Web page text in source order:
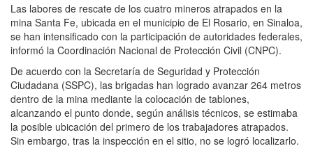
Las labores de rescate de los cuatro mineros atrapados en la
mina Santa Fe, ubicada en el municipio de El Rosario, en Sinaloa,
se han intensificado con la participación de autoridades federales,
informó la Coordinación Nacional de Protección Civil (CNPC).
De acuerdo con la Secretaría de Seguridad y Protección
Ciudadana (SSPC), las brigadas han logrado avanzar 264 metros
dentro de la mina mediante la colocación de tablones,
alcanzando el punto donde, según análisis técnicos, se estimaba
la posible ubicación del primero de los trabajadores atrapados.
Sin embargo, tras la inspección en el sitio, no se logró localizarlo.